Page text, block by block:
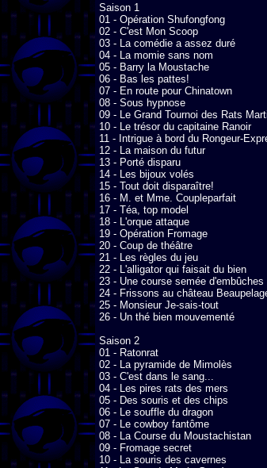
Saison 1
01 - Opération Shufongfong
02 - C'est Mon Scoop
03 - La comédie a assez duré
04 - La momie sans nom
05 - Barry la Moustache
06 - Bas les pattes!
07 - En route pour Chinatown
08 - Sous hypnose
09 - Le Grand Tournoi des Rats
10 - Le trésor du capitaine Ranoir
11 - Intrigue à bord du Rongeur-
12 - La maison du futur
13 - Porté disparu
14 - Les bijoux volés
15 - Tout doit disparaître!
16 - M. et Mme. Coupleparfait
17 - Téa, top model
18 - L'orque attaque
19 - Opération Fromage
20 - Coup de théâtre
21 - Les règles du jeu
22 - L'alligator qui faisait du bien
23 - Une course semée d'embûches
24 - Frissons au château
25 - Monsieur Je-sais-tout
26 - Un thé bien mouvementé
Saison 2
01 - Ratonrat
02 - La pyramide de Mimolès
03 - C'est dans le sang...
04 - Les pires rats des mers
05 - Des souris et des chips
06 - Le souffle du dragon
07 - Le cowboy fantôme
08 - La Course du Moustachistan
09 - Fromage secret
10 - La souris des cavernes